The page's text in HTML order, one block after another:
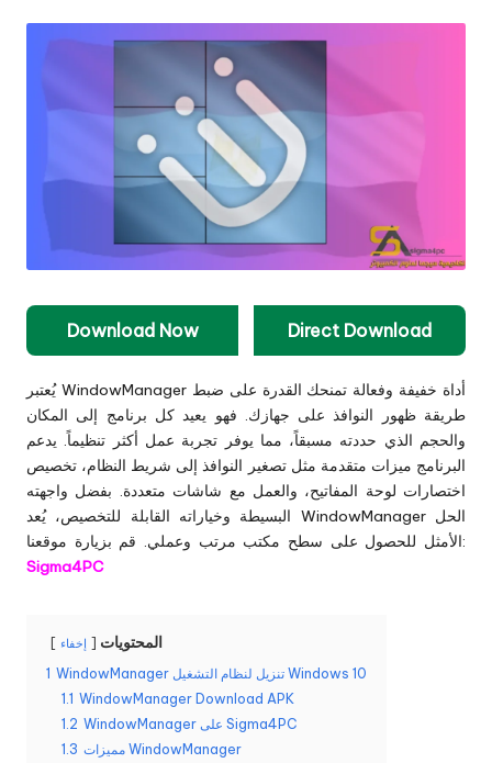
Download Now Direct Download
يُعتبر WindowManager أداة خفيفة وفعالة تمنحك القدرة على ضبط
طريقة ظهور النوافذ على جهازك. فهو يعيد كل برنامج إلى المكان
والحجم الذي حددته مسبقاً، مما يوفر تجربة عمل أكثر تنظيماً. يدعم
البرنامج ميزات متقدمة مثل تصغير النوافذ إلى شريط النظام، تخصيص
اختصارات لوحة المفاتيح، والعمل مع شاشات متعددة. بفضل واجهته
البسيطة وخياراته القابلة للتخصيص، يُعد WindowManager الحل
الأمثل للحصول على سطح مكتب مرتب وعملي.قم بزيارة موقعنا:
Sigma4PC
المحتويات إخفاء
1
WindowManager تنزيل لنظام التشغيل Windows 10
1.1 WindowManager Download APK
1.2
WindowManager على Sigma4PC
1.3
مميزات WindowManager